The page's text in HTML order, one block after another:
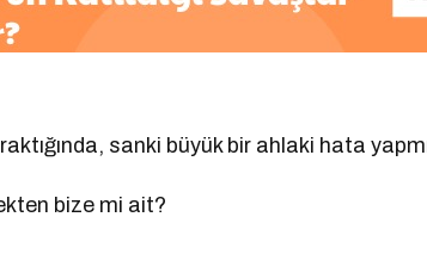
sanki büyük bir ahlaki hata
bize mi ait?